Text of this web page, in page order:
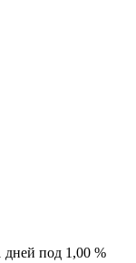
дней под 1,00 %